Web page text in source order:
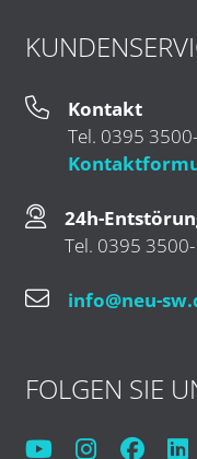
Kontakt
Tel. 0395
24h-
Tel. 0395
info@neu-
FOLGEN SIE